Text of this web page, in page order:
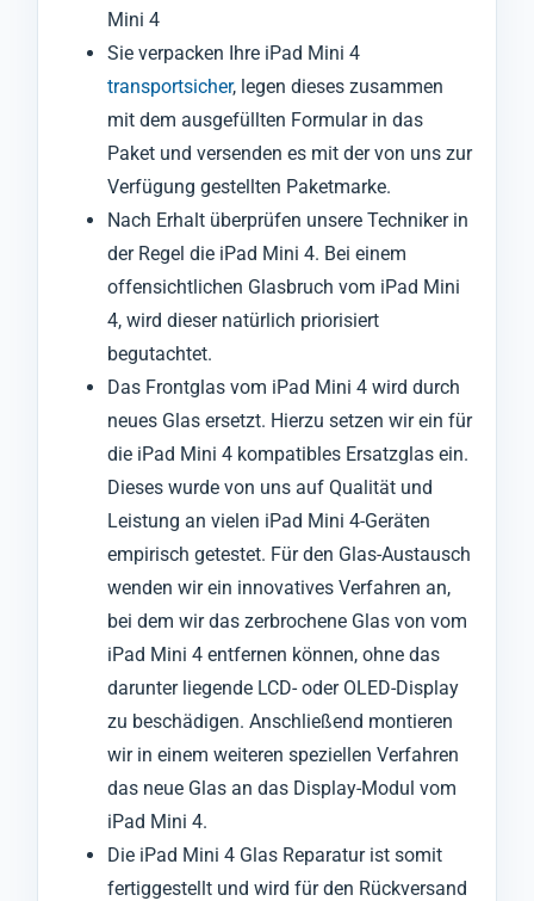
Mini 4
Sie verpacken Ihre iPad Mini 4
transportsicher, legen dieses zusammen
mit dem ausgefüllten Formular in das
Paket und versenden es mit der von uns zur
Verfügung gestellten Paketmarke.
Nach Erhalt überprüfen unsere Techniker in
der Regel die iPad Mini 4. Bei einem
offensichtlichen Glasbruch vom iPad Mini
4, wird dieser natürlich priorisiert
begutachtet.
Das Frontglas vom iPad Mini 4 wird durch
neues Glas ersetzt. Hierzu setzen wir ein für
die iPad Mini 4 kompatibles Ersatzglas ein.
Dieses wurde von uns auf Qualität und
Leistung an vielen iPad Mini 4-Geräten
empirisch getestet. Für den Glas-Austausch
wenden wir ein innovatives Verfahren an,
bei dem wir das zerbrochene Glas von vom
iPad Mini 4 entfernen können, ohne das
darunter liegende LCD- oder OLED-Display
zu beschädigen. Anschließend montieren
wir in einem weiteren speziellen Verfahren
das neue Glas an das Display-Modul vom
iPad Mini 4.
Die iPad Mini 4 Glas Reparatur ist somit
fertiggestellt und wird für den Rückversand